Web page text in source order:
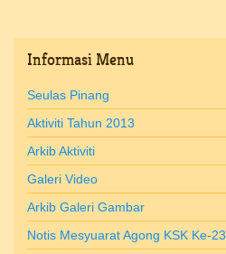
InformasiMenu
Seulas Pinang
Aktiviti Tahun 2013
Arkib Aktiviti
Galeri Video
Arkib Galeri Gambar
Notis Mesyuarat Agong KSK Ke-23